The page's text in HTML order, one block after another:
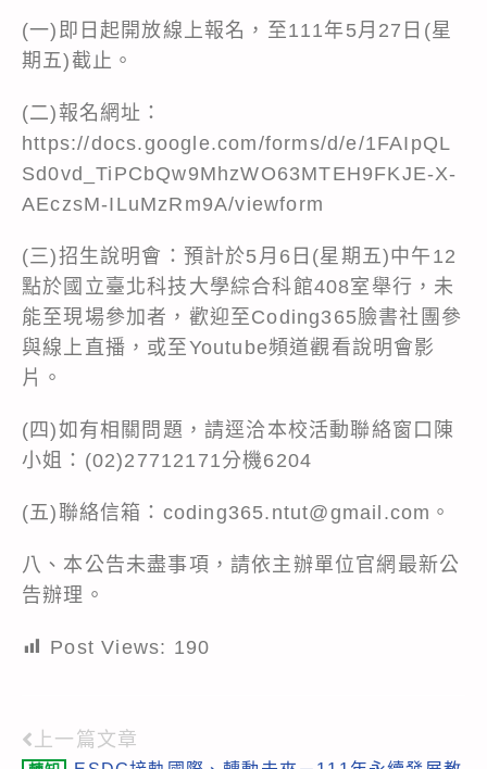
(一)即日起開放線上報名，至111年5月27日(星
期五)截止。
(二)報名網址：
https://docs.google.com/forms/d/e/1FAIpQL
Sd0vd_TiPCbQw9MhzWO63MTEH9FKJE-X-
AEczsM-ILuMzRm9A/viewform
(三)招生說明會：預計於5月6日(星期五)中午12
點於國立臺北科技大學綜合科館408室舉行，未
能至現場參加者，歡迎至Coding365臉書社團參
與線上直播，或至Youtube頻道觀看說明會影
片。
(四)如有相關問題，請逕洽本校活動聯絡窗口陳
小姐：(02)27712171分機6204
(五)聯絡信箱：coding365.ntut@gmail.com。
八、本公告未盡事項，請依主辦單位官網最新公
告辦理。
Post Views: 190
Read
上一篇文章